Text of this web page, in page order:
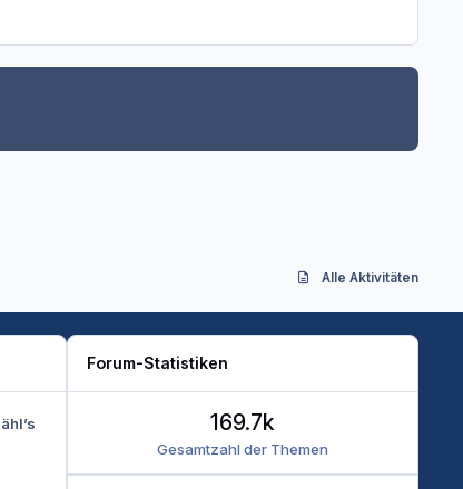
Alle Aktivitäten
Forum-Statistiken
Gesamtzahl der Themen
169.7k